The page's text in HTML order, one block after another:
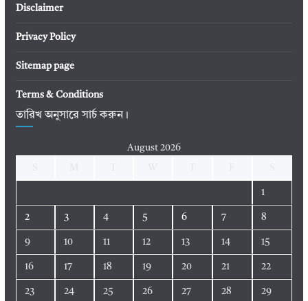
Disclaimer
Privacy Policy
Sitemap page
Terms & Conditions
তারিখ অনুসারে সার্চ করুন।
August 2026
1
2 3 4 5 6 7 8
9 10 11 12 13 14 15
16 17 18 19 20 21 22
23 24 25 26 27 28 29